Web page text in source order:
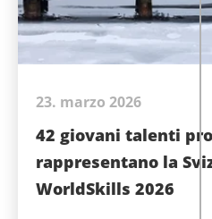
23. marzo 2026
42 giovani talenti
rappresentano la
WorldSkills 2026